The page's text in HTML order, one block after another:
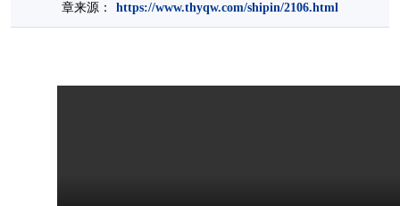
章来源：
https://www.thyqw.com/shipin/2106.html